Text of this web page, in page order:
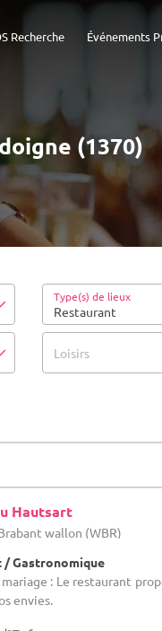
Événements
Recherche
(1370)
Type(s) de lieux
Restaurant
Loisirs
Hautsart
wallon (WBR)
/ Gastronomique
: Le restaurant
envies.